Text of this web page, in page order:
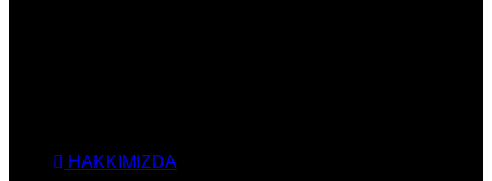
HAKKIMIZDA